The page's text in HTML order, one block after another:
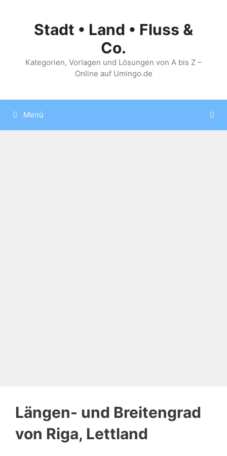
springenStadt • Land • Fluss &
Co.
Kategorien, Vorlagen und Lösungen von A bis Z –
Online auf Umingo.de
Menü
Längen- und Breitengrad
von Riga, Lettland